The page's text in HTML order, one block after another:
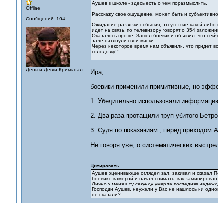
Offline
Сообщений: 164
Деньги.Девки.Криминал.
Аушев в школе - здесь есть о чем поразмыслить.
Расскажу свое ощущение, может быть и
Ожидание развязки события, отсутствие какой-
идет на связь, по телевизору говорят о 354
Оказалось проще. Зашел боевик и объявил, что
зале натянули свои маски.
Через некоторое время нам объявили, что придет
голодовку!".
Ира,
боевики применили примитивные, но
1. Убедительно использовали
2. Два раза протащили труп убитого
3. Судя по показаниям , перед приходом
Не говоря уже, о систематических
Цитировать
Аушев оценивающе оглядел зал, закивал и сказал
боевик с камерой и начал снимать, как
Лично у меня в ту секунду умерла последняя
Господин Аушев, неужели у Вас не нашлось ни
не сказали?